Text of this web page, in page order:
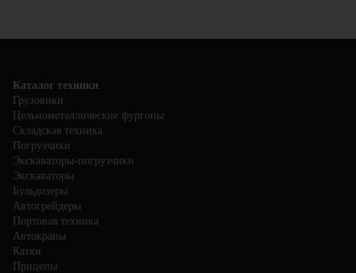
Каталог техники
Грузовики
Цельнометаллические фургоны
Складская техника
Погрузчики
Экскаваторы-погрузчики
Экскаваторы
Бульдозеры
Автогрейдеры
Портовая техника
Автокраны
Катки
Прицепы